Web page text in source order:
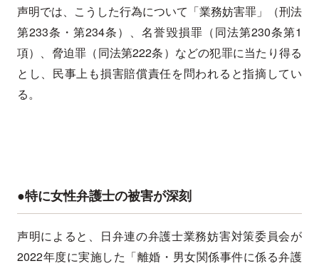
声明では、こうした行為について「業務妨害罪」（刑法
第233条・第234条）、名誉毀損罪（同法第230条第1
項）、脅迫罪（同法第222条）などの犯罪に当たり得る
とし、民事上も損害賠償責任を問われると指摘してい
る。
●特に女性弁護士の被害が深刻
声明によると、日弁連の弁護士業務妨害対策委員会が
2022年度に実施した「離婚・男女関係事件に係る弁護